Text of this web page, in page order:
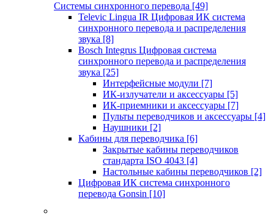
Системы синхронного перевода [49]
Televic Lingua IR Цифровая ИК система
синхронного перевода и распределения
звука [8]
Bosch Integrus Цифровая система
синхронного перевода и распределения
звука [25]
Интерфейсные модули [7]
ИК-излучатели и аксессуары [5]
ИК-приемники и аксессуары [7]
Пульты переводчиков и аксессуары [4]
Наушники [2]
Кабины для переводчика [6]
Закрытые кабины переводчиков
стандарта ISO 4043 [4]
Настольные кабины переводчиков [2]
Цифровая ИК система синхронного
перевода Gonsin [10]